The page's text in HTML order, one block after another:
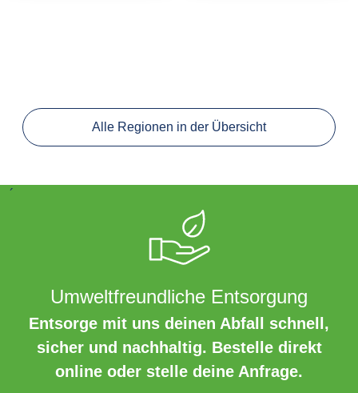
Alle Regionen in der Übersicht
´
Umweltfreundliche Entsorgung
Entsorge mit uns deinen Abfall schnell,
sicher und nachhaltig. Bestelle direkt
online oder stelle deine Anfrage.